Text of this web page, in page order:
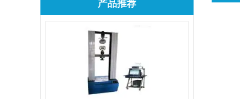
产品推荐